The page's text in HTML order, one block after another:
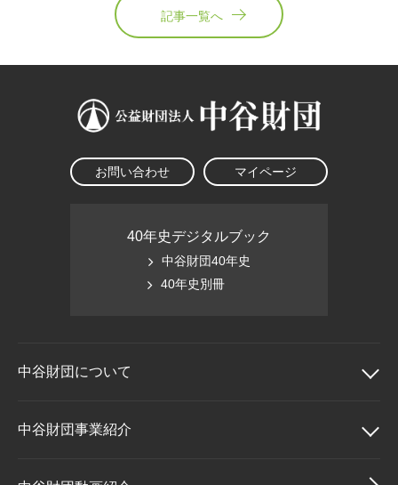
記事一覧へ
お問い合わせ マイページ
40年史デジタルブック
中谷財団40年史
40年史別冊
中谷財団について
中谷財団について
中谷財団事業紹介